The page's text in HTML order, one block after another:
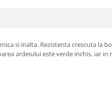
si inalta. Rezistenta crescuta la
ardeiului este verde inchis, iar